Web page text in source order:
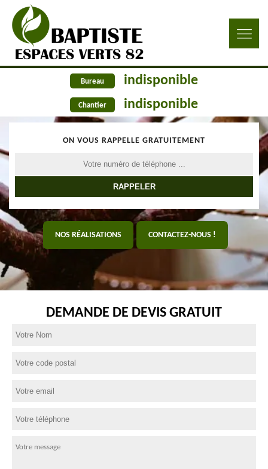
Bureau indisponible
Chantier indisponible
ON VOUS RAPPELLE GRATUITEMENT
NOS RÉALISATIONS CONTACTEZ-NOUS !
DEMANDE DE DEVIS GRATUIT